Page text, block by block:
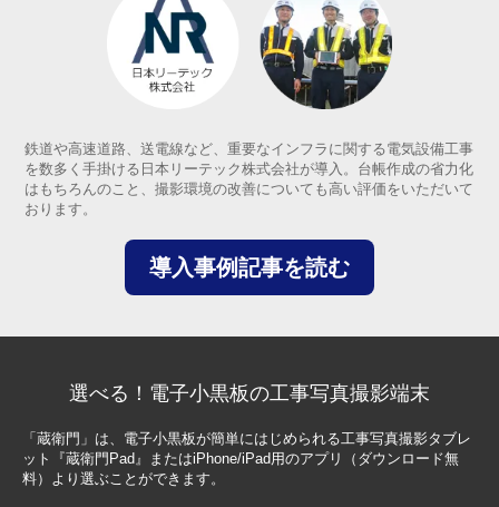
鉄道や高速道路、送電線など、重要なインフラに関する電気設備工事
を数多く手掛ける日本リーテック株式会社が導入。台帳作成の省力化
はもちろんのこと、撮影環境の改善についても高い評価をいただいて
おります。
導入事例記事を読む
選べる！電子小黒板の工事写真撮影端末
「蔵衛門」は、電子小黒板が簡単にはじめられる工事写真撮影タブレ
ット『蔵衛門Pad』またはiPhone/iPad用のアプリ（ダウンロード無
料）より選ぶことができます。